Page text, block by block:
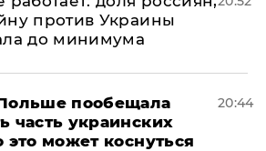
против Украины
до минимума
пообещала
часть украинских
это может коснуться
20:44